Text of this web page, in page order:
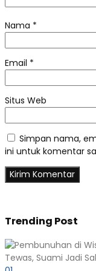
Nama *
Email *
Situs Web
Simpan nama,
ini untuk komentar
Trending Post